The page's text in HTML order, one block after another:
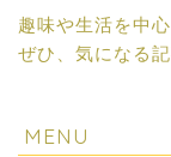
趣味や生活を中
ぜひ、気になる
MENU